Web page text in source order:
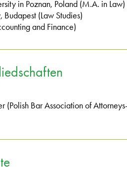
in Poznan, Poland (M.A. in Law)
Budapest (Law Studies)
and Finance)
(Polish Bar Association of